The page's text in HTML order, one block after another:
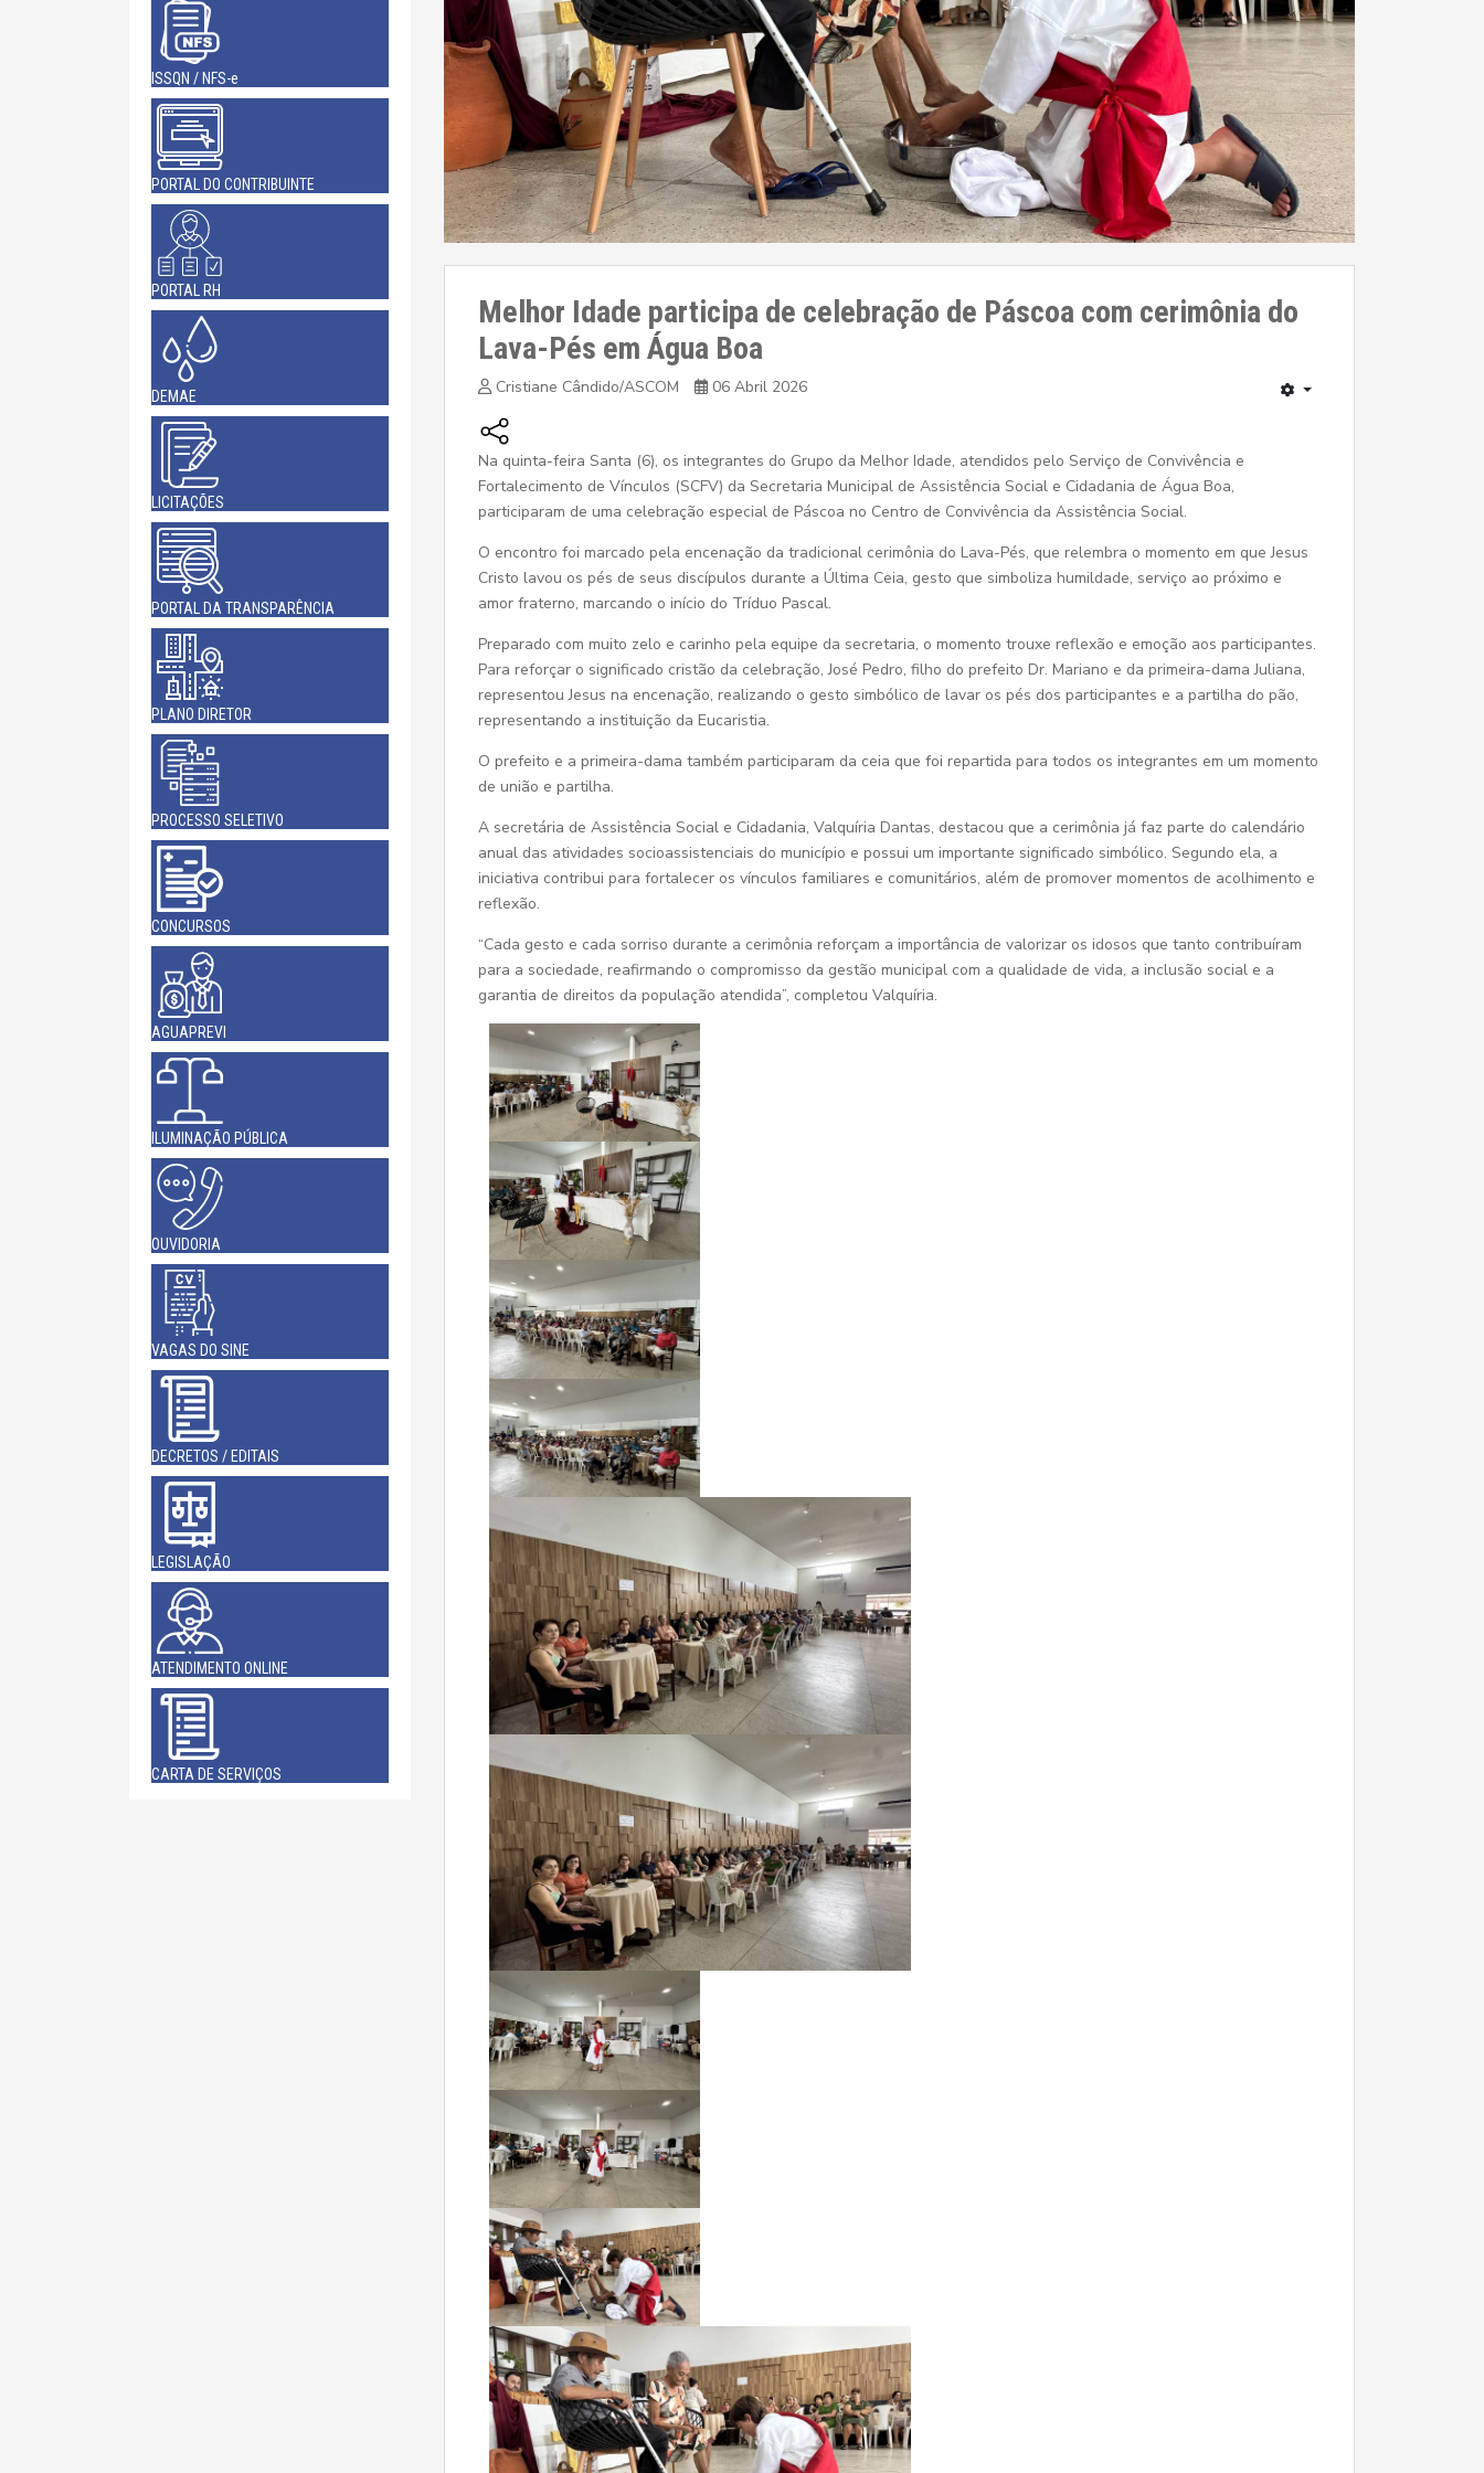
ISSQN / NFS-e
PORTAL DO CONTRIBUINTE
PORTAL RH
DEMAE
LICITAÇÕES
PORTAL DA TRANSPARÊNCIA
PLANO DIRETOR
PROCESSO SELETIVO
CONCURSOS
AGUAPREVI
ILUMINAÇÃO PÚBLICA
OUVIDORIA
VAGAS DO SINE
DECRETOS / EDITAIS
LEGISLAÇÃO
ATENDIMENTO ONLINE
CARTA DE SERVIÇOS
Melhor Idade participa de celebração de Páscoa com cerimônia do
Lava-Pés em Água Boa
Cristiane Cândido/ASCOM 06 Abril 2026
Na quinta-feira Santa (6), os integrantes do Grupo da Melhor Idade, atendidos pelo Serviço de Convivência e
Fortalecimento de Vínculos (SCFV) da Secretaria Municipal de Assistência Social e Cidadania de Água Boa,
participaram de uma celebração especial de Páscoa no Centro de Convivência da Assistência Social.
O encontro foi marcado pela encenação da tradicional cerimônia do Lava-Pés, que relembra o momento em que Jesus
Cristo lavou os pés de seus discípulos durante a Última Ceia, gesto que simboliza humildade, serviço ao próximo e
amor fraterno, marcando o início do Tríduo Pascal.
Preparado com muito zelo e carinho pela equipe da secretaria, o momento trouxe reflexão e emoção aos participantes.
Para reforçar o significado cristão da celebração, José Pedro, filho do prefeito Dr. Mariano e da primeira-dama Juliana,
representou Jesus na encenação, realizando o gesto simbólico de lavar os pés dos participantes e a partilha do pão,
representando a instituição da Eucaristia.
O prefeito e a primeira-dama também participaram da ceia que foi repartida para todos os integrantes em um momento
de união e partilha.
A secretária de Assistência Social e Cidadania, Valquíria Dantas, destacou que a cerimônia já faz parte do calendário
anual das atividades socioassistenciais do município e possui um importante significado simbólico. Segundo ela, a
iniciativa contribui para fortalecer os vínculos familiares e comunitários, além de promover momentos de acolhimento e
reflexão.
“Cada gesto e cada sorriso durante a cerimônia reforçam a importância de valorizar os idosos que tanto contribuíram
para a sociedade, reafirmando o compromisso da gestão municipal com a qualidade de vida, a inclusão social e a
garantia de direitos da população atendida”, completou Valquíria.